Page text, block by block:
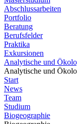
Abschlussarbeiten
Portfolio
Beratung
Berufsfelder
Praktika
Exkursionen
Analytische und
Analytische und
Start
News
Team
Studium
Biogeographie